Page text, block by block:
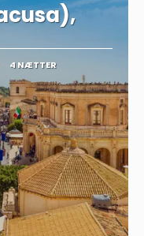
4 NÆTTER